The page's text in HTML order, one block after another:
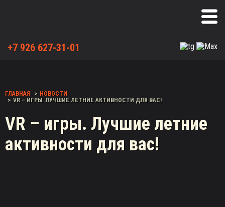
+7 926 627-31-01
ГЛАВНАЯ
НОВОСТИ
VR – ИГРЫ. ЛУЧШИЕ ЛЕТНИЕ АКТИВНОСТИ ДЛЯ ВАС!
VR – игры. Лучшие летние
активности для вас!